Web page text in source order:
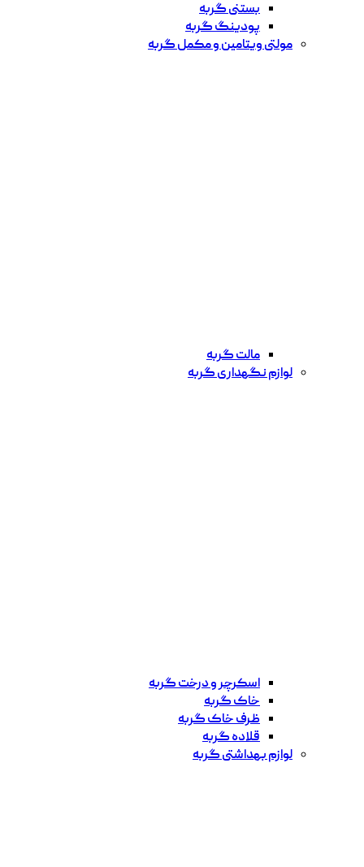
بستنی گربه
پودینگ گربه
مولتی ویتامین و مکمل گربه
مالت گربه
لوازم نگهداری گربه
اسکرچر و درخت گربه
خاک گربه
ظرف خاک گربه
قلاده گربه
لوازم بهداشتی گربه